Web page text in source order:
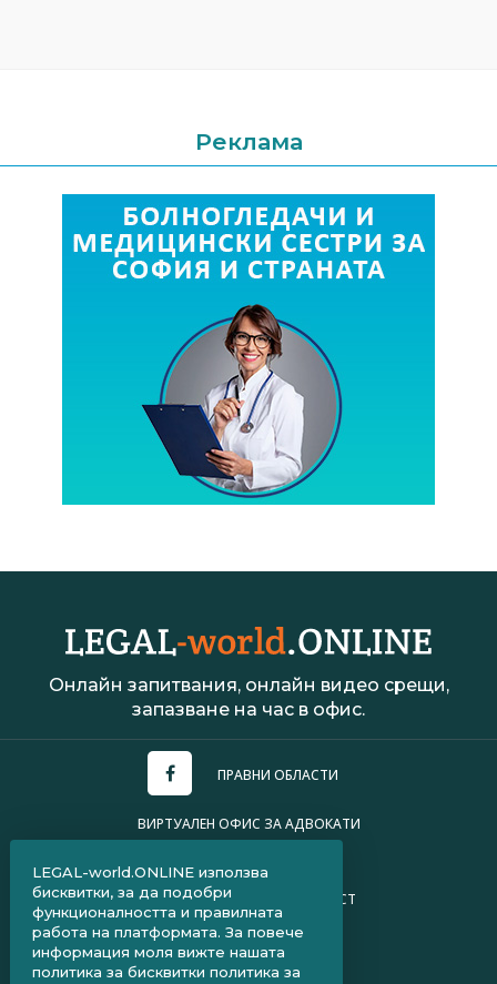
Реклама
Онлайн запитвания, онлайн видео срещи,
запазване на час в офис.
ПРАВНИ ОБЛАСТИ
ВИРТУАЛЕН ОФИС ЗА АДВОКАТИ
ПОЛИТИКА ЗА ПОВЕРИТЕЛНОСТ
ЧЗВ ЗА КЛИЕНТИ
ЧЗВ ЗА АДВОКАТИ
LEGAL-world.ONLINE използва
бисквитки, за да подобри
функционалността и правилната
работа на платформата. За повече
информация моля вижте нашата
политика за бисквитки политика за